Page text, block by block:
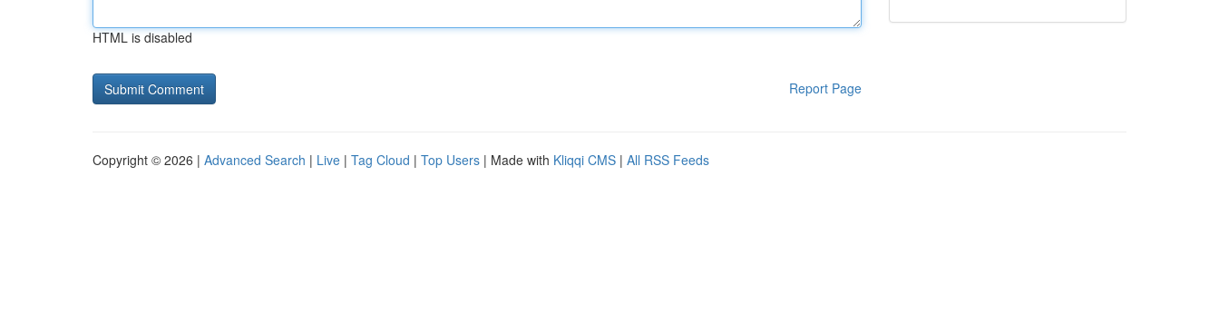
HTML is disabled
Report Page
Copyright © 2026 | Advanced Search | Live | Tag Cloud | Top Users | Made with Kliqqi CMS | All RSS Feeds